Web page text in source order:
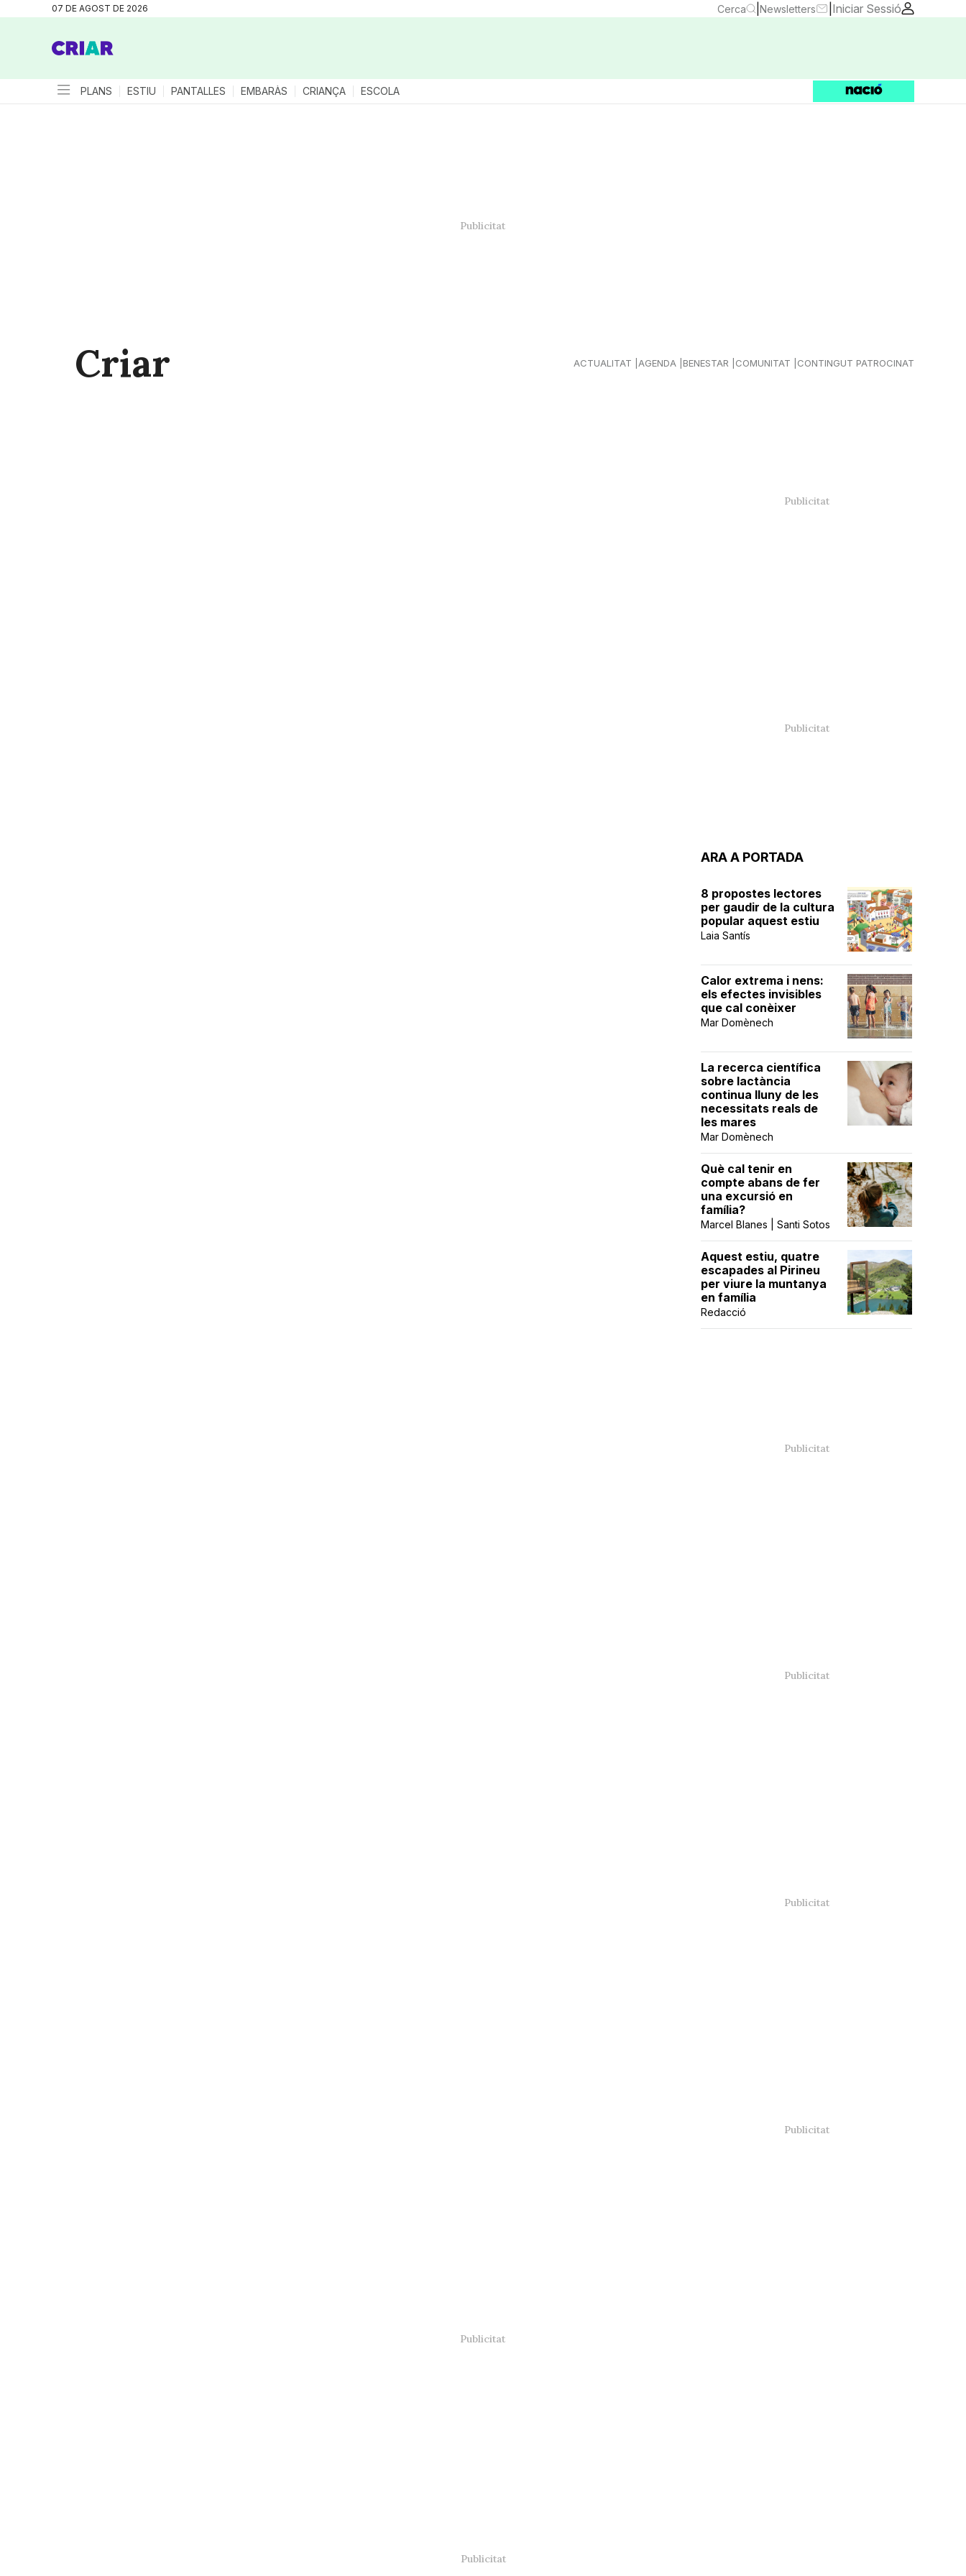
07 DE AGOST DE 2026 Cerca Newsletters Iniciar Sessió
PLANS ESTIU PANTALLES EMBARÀS CRIANÇA ESCOLA
Criar ACTUALITAT AGENDA BENESTAR COMUNITAT CONTINGUT PATROCINAT
ARA A PORTADA
8 propostes lectores
per gaudir de la cultura
popular aquest estiu
Laia Santís
Calor extrema i nens:
els efectes invisibles
que cal conèixer
Mar Domènech
La recerca científica
sobre lactància
continua lluny de les
necessitats reals de
les mares
Mar Domènech
Què cal tenir en
compte abans de fer
una excursió en
família?
Marcel Blanes | Santi Sotos
Aquest estiu, quatre
escapades al Pirineu
per viure la muntanya
en família
Redacció